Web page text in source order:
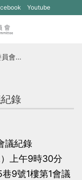
(另
個
新
的
Youtube
紀錄
錄
議紀錄
上午9時30分
9號1樓第1會議